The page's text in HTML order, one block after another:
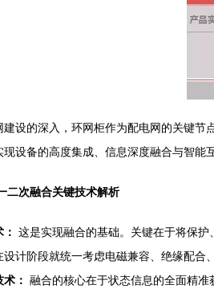
建设的深入，环网柜作为配电网的关键
设备的高度集成、信息深度融合与智能
二次融合关键技术解析
这是实现融合的基础。关键在于将保
计阶段就统一考虑电磁兼容、绝缘配合
： 融合的核心在于状态信息的全面精